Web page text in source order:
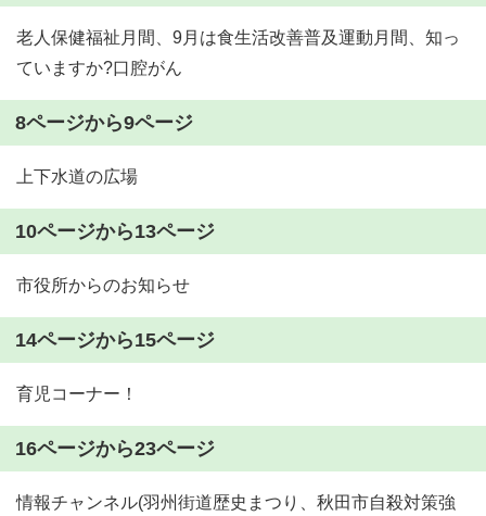
老人保健福祉月間、9月は食生活改善普及運動月間、知っ
ていますか?口腔がん
8ページから9ページ
上下水道の広場
10ページから13ページ
市役所からのお知らせ
14ページから15ページ
育児コーナー！
16ページから23ページ
情報チャンネル(羽州街道歴史まつり、秋田市自殺対策強